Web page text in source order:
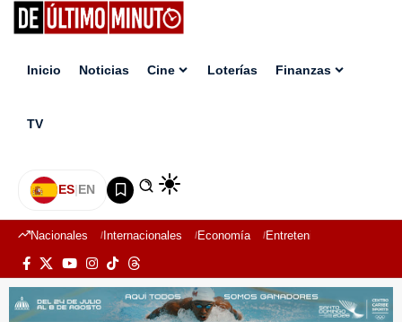
Inicio Noticias Cine Loterías Finanzas
TV
ES|EN
Nacionales Internacionales Economía Entretenimiento